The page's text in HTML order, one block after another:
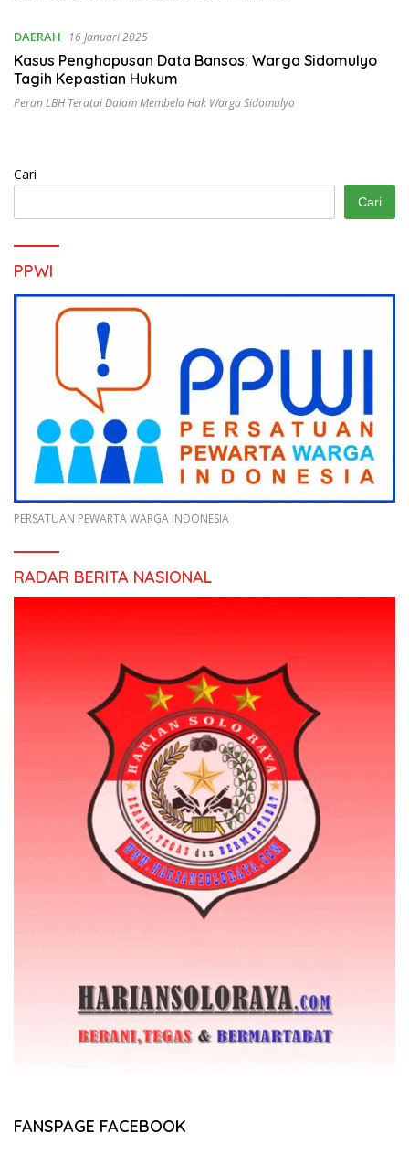
DAERAH 16 Januari 2025
Kasus Penghapusan Data Bansos: Warga Sidomulyo
Tagih Kepastian Hukum
Peran LBH Teratai Dalam Membela Hak Warga Sidomulyo
Cari
Cari
PPWI
PERSATUAN PEWARTA WARGA INDONESIA
RADAR BERITA NASIONAL
FANSPAGE FACEBOOK